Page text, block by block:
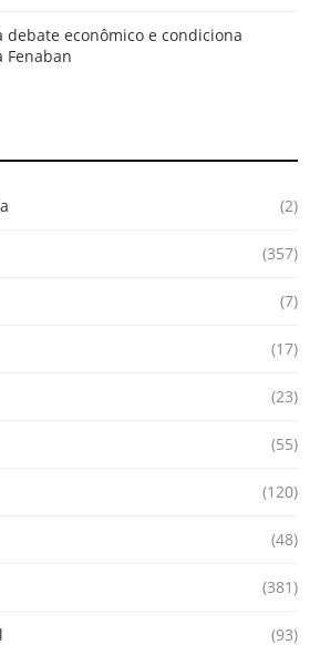
debate econômico e condiciona
Fenaban
(2)
(357)
(7)
(17)
(23)
(55)
(120)
(48)
(381)
(93)